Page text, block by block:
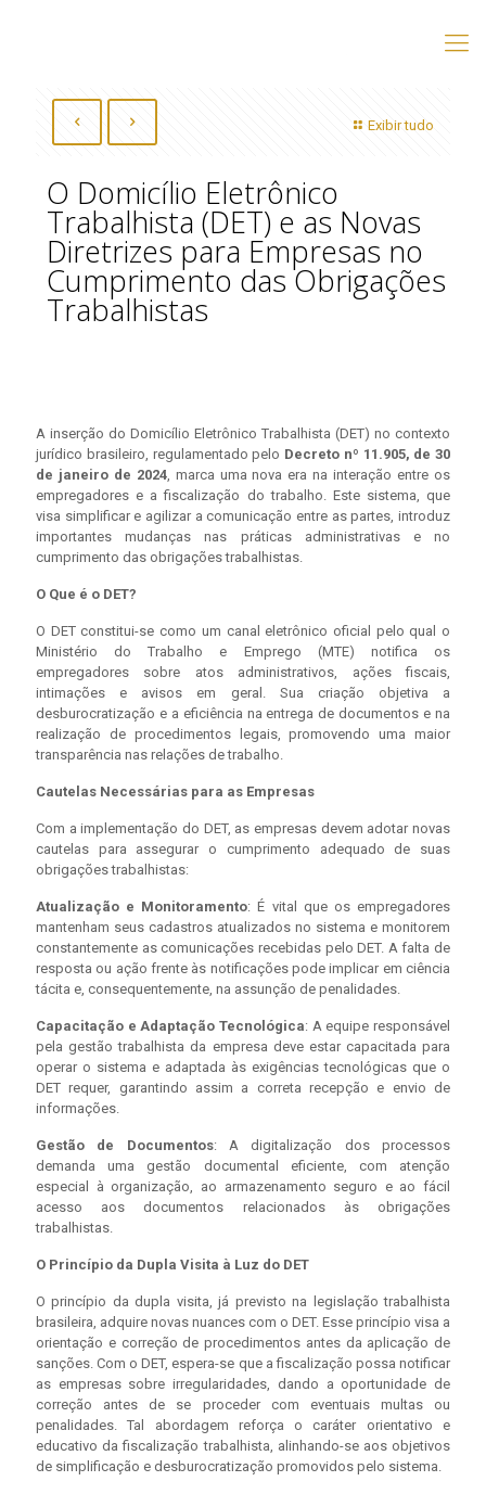
Exibir tudo
O Domicílio Eletrônico
Trabalhista (DET) e as Novas
Diretrizes para Empresas no
Cumprimento das Obrigações
Trabalhistas
A inserção do Domicílio Eletrônico Trabalhista (DET) no contexto
jurídico brasileiro, regulamentado pelo Decreto nº 11.905, de 30
de janeiro de 2024, marca uma nova era na interação entre os
empregadores e a fiscalização do trabalho. Este sistema, que
visa simplificar e agilizar a comunicação entre as partes, introduz
importantes mudanças nas práticas administrativas e no
cumprimento das obrigações trabalhistas.
O Que é o DET?
O DET constitui-se como um canal eletrônico oficial pelo qual o
Ministério do Trabalho e Emprego (MTE) notifica os
empregadores sobre atos administrativos, ações fiscais,
intimações e avisos em geral. Sua criação objetiva a
desburocratização e a eficiência na entrega de documentos e na
realização de procedimentos legais, promovendo uma maior
transparência nas relações de trabalho.
Cautelas Necessárias para as Empresas
Com a implementação do DET, as empresas devem adotar novas
cautelas para assegurar o cumprimento adequado de suas
obrigações trabalhistas:
Atualização e Monitoramento: É vital que os empregadores
mantenham seus cadastros atualizados no sistema e monitorem
constantemente as comunicações recebidas pelo DET. A falta de
resposta ou ação frente às notificações pode implicar em ciência
tácita e, consequentemente, na assunção de penalidades.
Capacitação e Adaptação Tecnológica: A equipe responsável
pela gestão trabalhista da empresa deve estar capacitada para
operar o sistema e adaptada às exigências tecnológicas que o
DET requer, garantindo assim a correta recepção e envio de
informações.
Gestão de Documentos: A digitalização dos processos
demanda uma gestão documental eficiente, com atenção
especial à organização, ao armazenamento seguro e ao fácil
acesso aos documentos relacionados às obrigações
trabalhistas.
O Princípio da Dupla Visita à Luz do DET
O princípio da dupla visita, já previsto na legislação trabalhista
brasileira, adquire novas nuances com o DET. Esse princípio visa a
orientação e correção de procedimentos antes da aplicação de
sanções. Com o DET, espera-se que a fiscalização possa notificar
as empresas sobre irregularidades, dando a oportunidade de
correção antes de se proceder com eventuais multas ou
penalidades. Tal abordagem reforça o caráter orientativo e
educativo da fiscalização trabalhista, alinhando-se aos objetivos
de simplificação e desburocratização promovidos pelo sistema.